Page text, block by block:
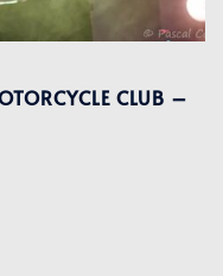
CLUB –